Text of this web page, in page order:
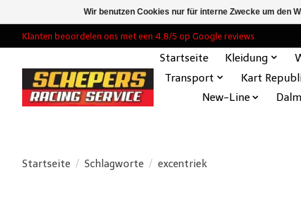
Klanten beoordelen ons met een 4,8/5 op Google reviews
Startseite Kleidung
Transport
Kart
New-Line
Startseite / Schlagworte / excentriek
Wir benutzen Cookies nur für interne Zwecke um den